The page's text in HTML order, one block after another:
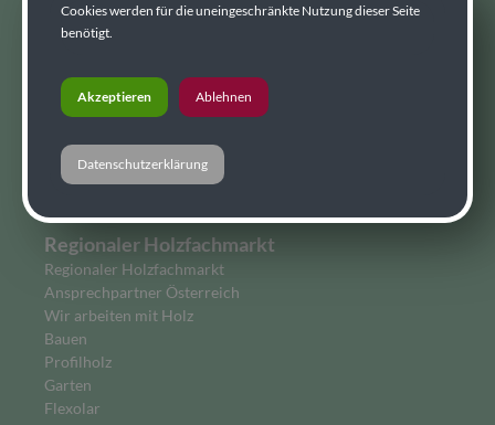
Bauholz
Zirbe
Holzfaser
Biobrennstoffe
Hobelware
Sibirische Lärche
Regionaler Holzfachmarkt
Regionaler Holzfachmarkt
Ansprechpartner Österreich
Wir arbeiten mit Holz
Bauen
Profilholz
Garten
Flexolar
Cookies werden für die uneingeschränkte Nutzung dieser Seite
benötigt.
Akzeptieren Ablehnen
Datenschutzerklärung